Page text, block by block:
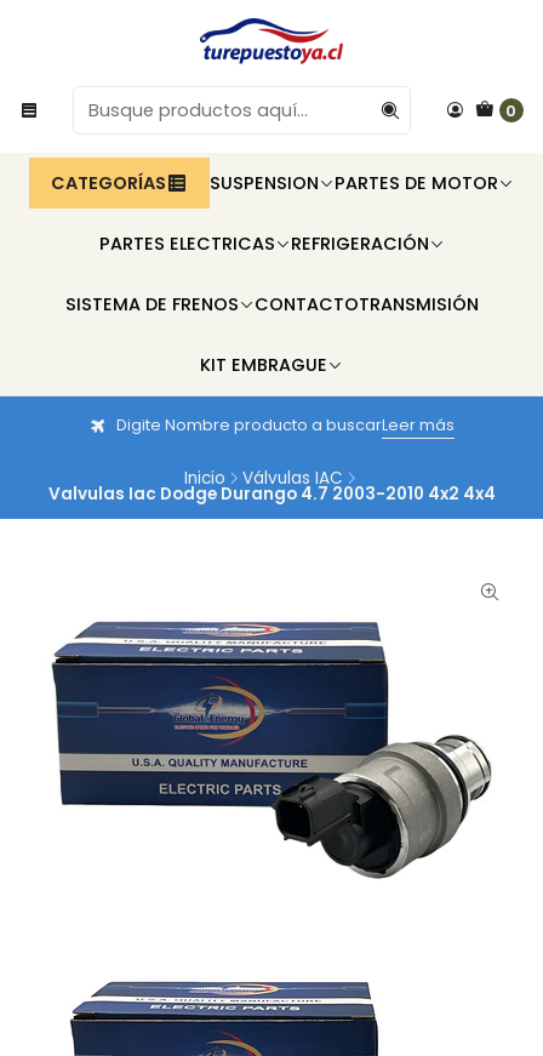
0
CATEGORÍAS SUSPENSION PARTES DE MOTOR
PARTES ELECTRICAS REFRIGERACIÓN
SISTEMA DE FRENOS CONTACTOTRANSMISIÓN
KIT EMBRAGUE
Digite Nombre producto a buscarLeer más
Inicio Válvulas IAC
Valvulas Iac Dodge Durango 4.7 2003-2010 4x2 4x4